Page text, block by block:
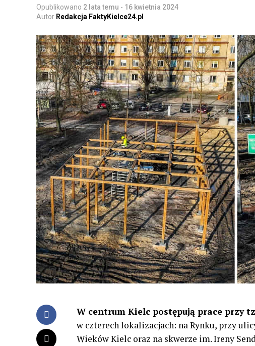
Opublikowano 2 lata temu - 16 kwietnia 2024
Autor Redakcja FaktyKielce24.pl
W centrum Kielc postępują prace przy
w czterech lokalizacjach: na Rynku, przy
Wieków Kielc oraz na skwerze im. Ireny